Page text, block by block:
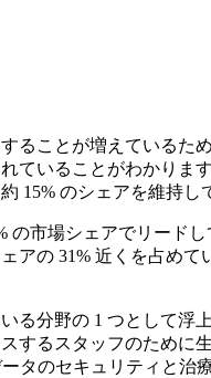
ることが増えているた
ていることがわかりま
15% のシェアを維持し
の市場シェアでリー
アの 31% 近くを占め
る分野の 1 つとして
るスタッフのために
タのセキュリティと治